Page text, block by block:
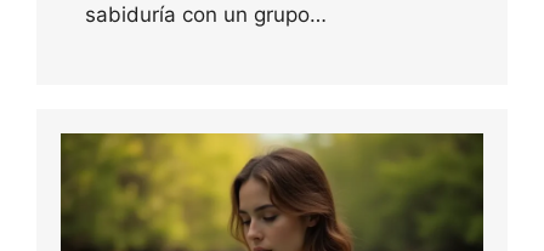
sabiduría con un grupo…